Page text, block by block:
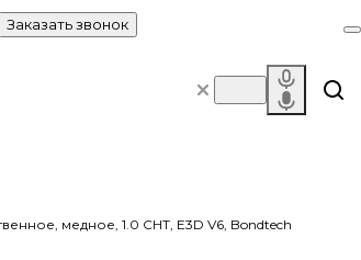
Заказать звонок
медное, 1.0 CHT, E3D V6, Bondtech